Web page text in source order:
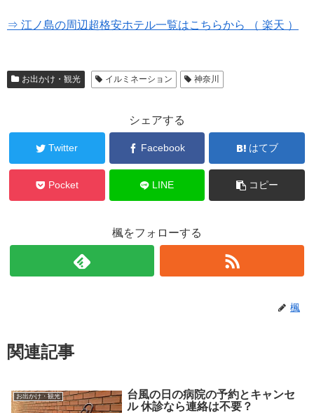
⇒ 江ノ島の周辺超格安ホテル一覧はこちらから （ 楽天 ）
お出かけ・観光 イルミネーション 神奈川
シェアする
Twitter Facebook はてブ
Pocket LINE コピー
楓をフォローする
楓
関連記事
お出かけ・観光
台風の日の病院の予約とキャンセ
ル 休診なら連絡は不要？